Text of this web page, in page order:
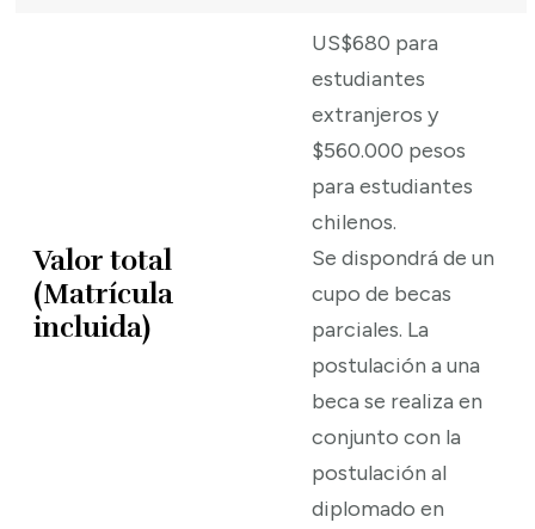
Valor total
(Matrícula
incluida)
US$680 para
estudiantes
extranjeros y
$560.000 pesos
para estudiantes
chilenos.
Se dispondrá de un
cupo de becas
parciales. La
postulación a una
beca se realiza en
conjunto con la
postulación al
diplomado en